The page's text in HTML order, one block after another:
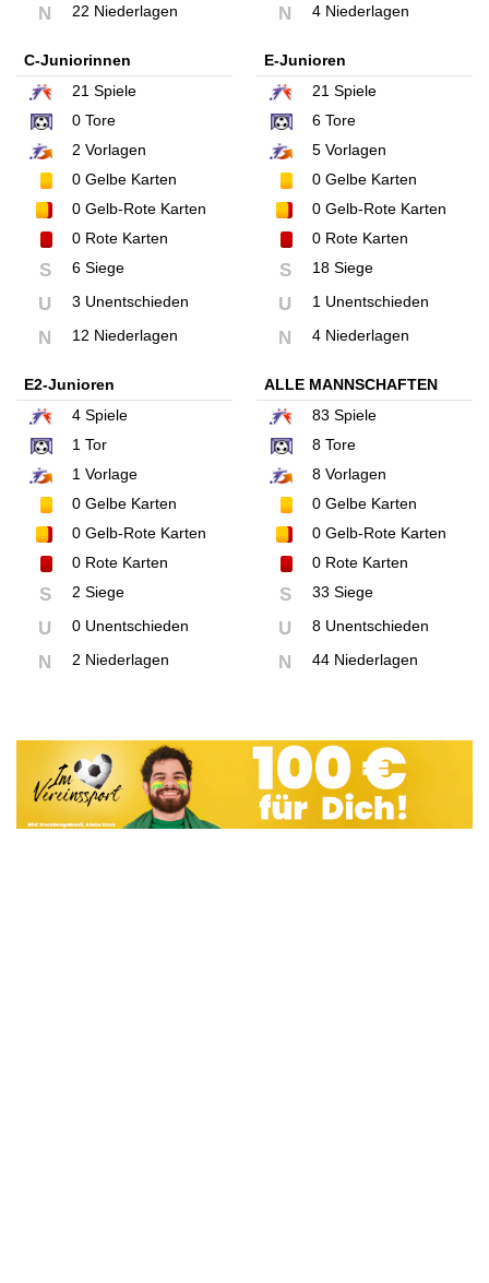
N 22 Niederlagen N 4 Niederlagen
C-Juniorinnen
21 Spiele
0 Tore
2 Vorlagen
0 Gelbe Karten
0 Gelb-Rote Karten
0 Rote Karten
S 6 Siege
U 3 Unentschieden
N 12 Niederlagen
E-Junioren
21Spiele
6Tore
5Vorlagen
0Gelbe Karten
0Gelb-Rote Karten
0Rote Karten
S 18 Siege
U 1 Unentschieden
N 4 Niederlagen
E2-Junioren
4 Spiele
1 Tor
1 Vorlage
0 Gelbe Karten
0 Gelb-Rote Karten
0 Rote Karten
S 2 Siege
U 0 Unentschieden
N 2 Niederlagen
ALLE MANNSCHAFTEN
83 Spiele
8Tore
8Vorlagen
0Gelbe Karten
0Gelb-Rote Karten
0Rote Karten
S 33 Siege
U 8 Unentschieden
N 44 Niederlagen